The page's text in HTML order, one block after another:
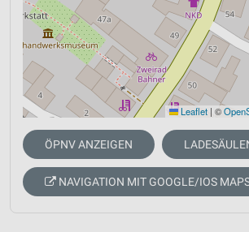
Leaflet | ©
ÖPNV ANZEIGEN
NAVIGATION MIT GOOGLE/IOS